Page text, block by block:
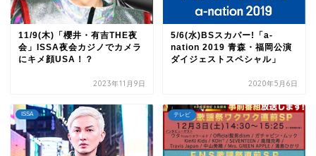
11/9(木)「櫻井・有吉THE夜
会」ISSA夜会カジノでカメラ
にキメ顔USA！？
2023年11月9日
5/6(水)BSスカパー!「a-
nation 2019 青森・福岡公演
ダイジェストスペシャル」
2020年5月6日
ISSA テレビ